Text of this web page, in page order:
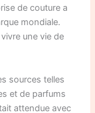
de couture a
mondiale.
une vie de
sources telles
et de parfums
attendue avec